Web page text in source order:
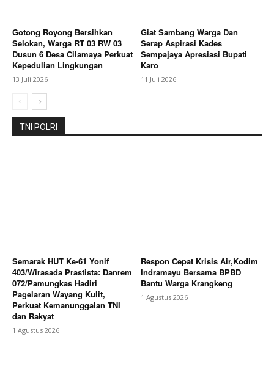
Contact us
Subscription Plans
My account
Bagikan Artikel
Gotong Royong Bersihkan
Selokan, Warga RT 03 RW 03
Dusun 6 Desa Cilamaya Perkuat
Kepedulian Lingkungan
13 Juli 2026
Giat Sambang Warga Dan
Serap Aspirasi Kades
Sempajaya Apresiasi Bupati
Karo
11 Juli 2026
TNI POLRI
Semarak HUT Ke-61 Yonif
403/Wirasada Prastista: Danrem
072/Pamungkas Hadiri
Pagelaran Wayang Kulit,
Perkuat Kemanunggalan TNI
dan Rakyat
1 Agustus 2026
Respon Cepat Krisis Air,Kodim
Indramayu Bersama BPBD
Bantu Warga Krangkeng
1 Agustus 2026